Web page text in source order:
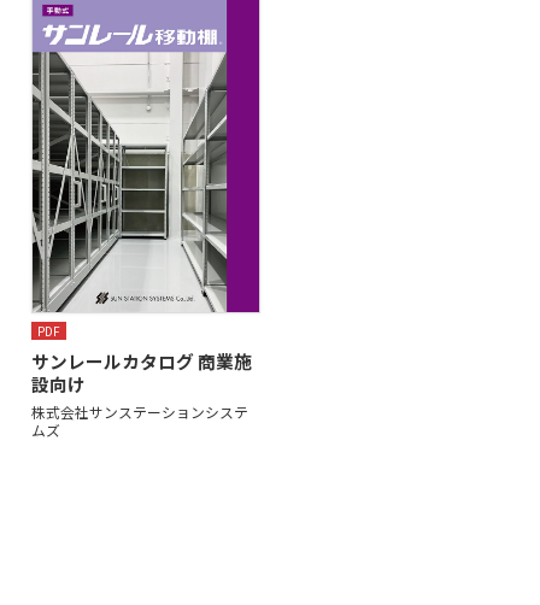
PDF
サンレールカタログ 商業施
設向け
株式会社サンステーションシステ
ムズ